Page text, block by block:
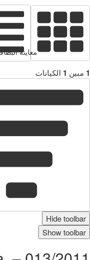
معاينة
1 مبين 1 الكيانات
Hide toolbar
Show toolbar